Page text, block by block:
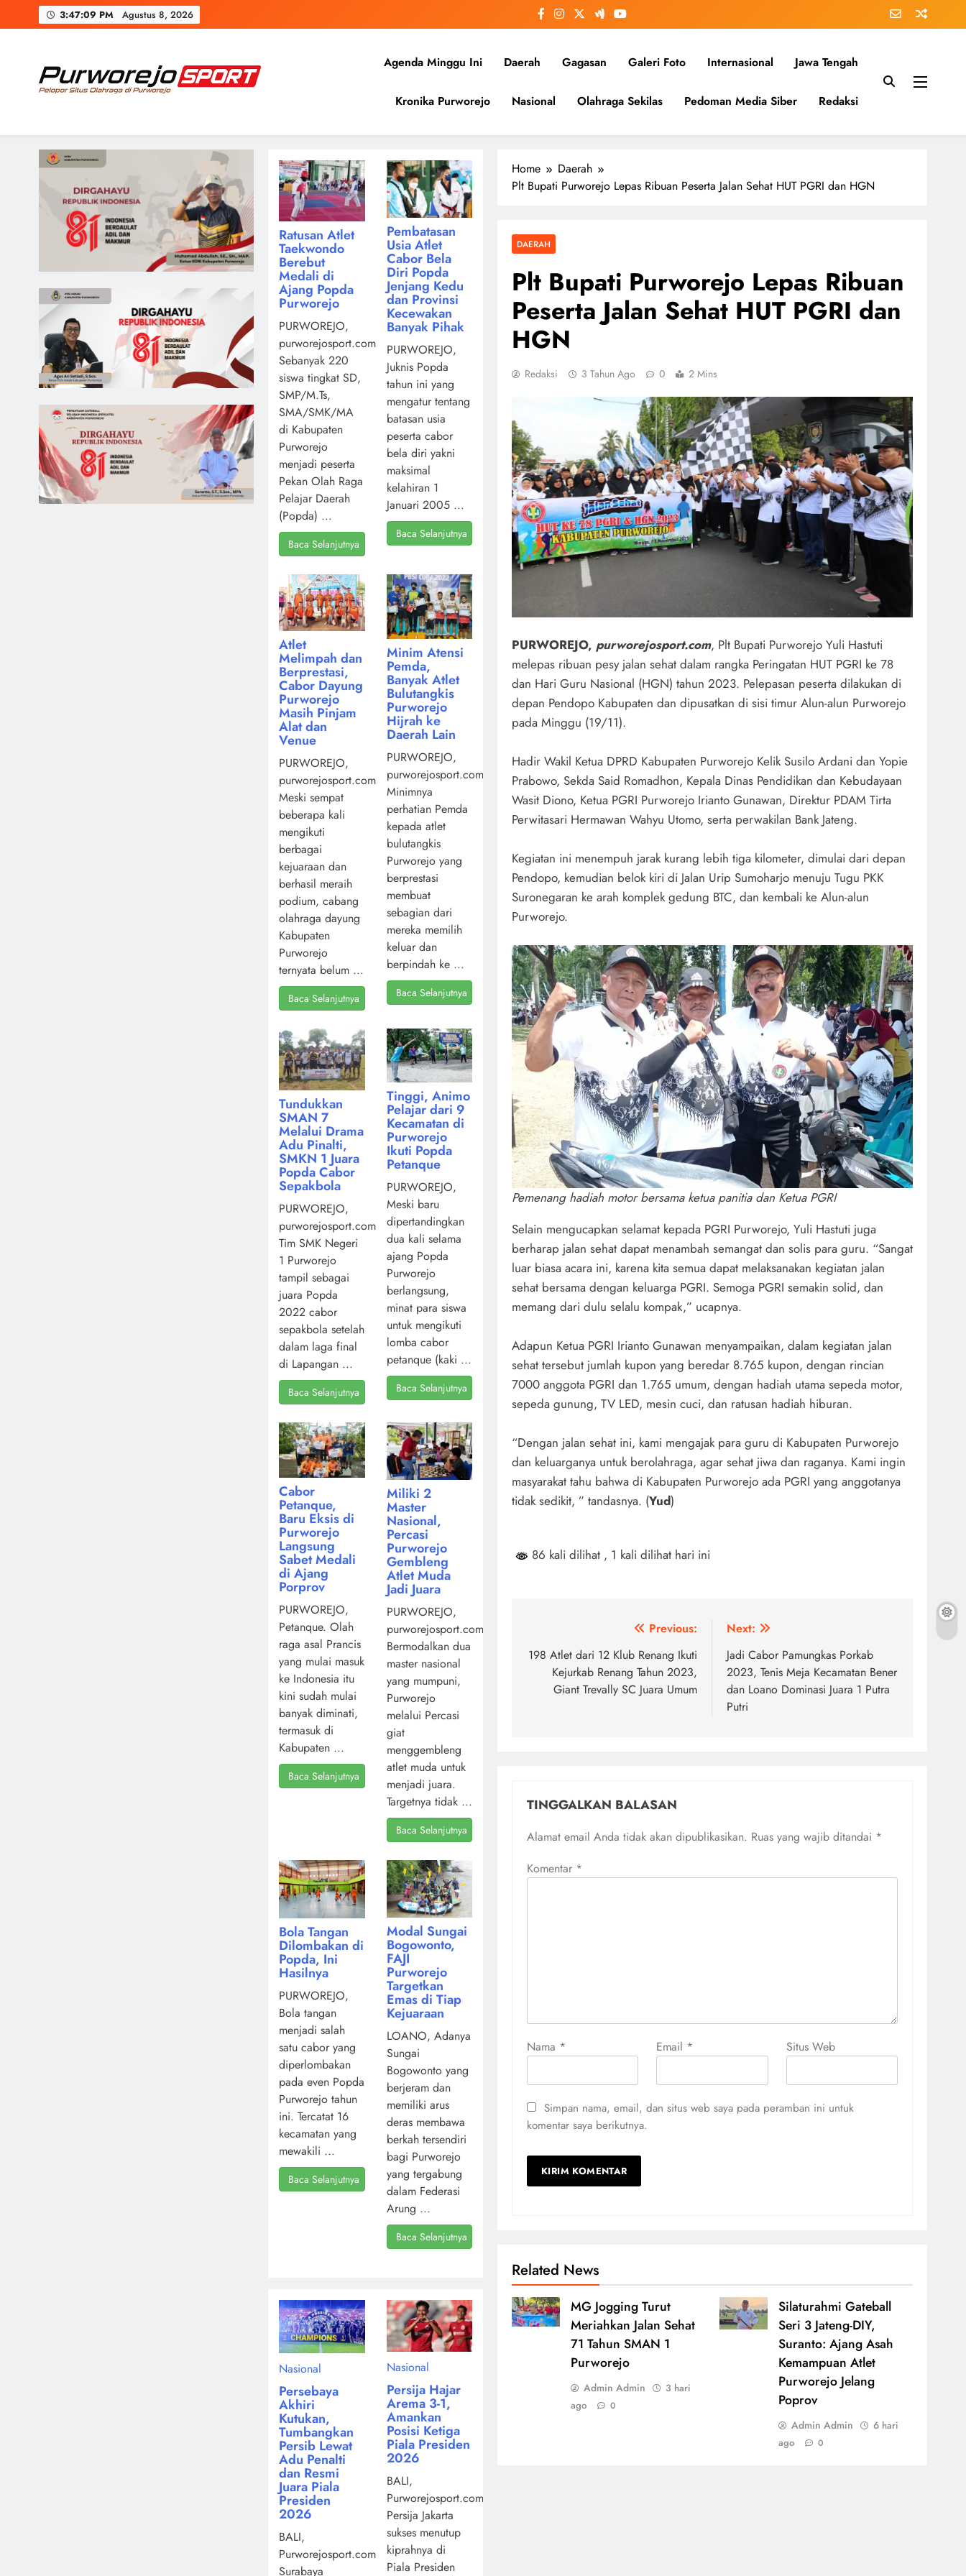
to
3:47:10 PM Agustus 8, 2026
Agenda Minggu Ini Daerah Gagasan Galeri Foto Internasional Jawa Tengah
Kronika Purworejo Nasional Olahraga Sekilas Pedoman Media Siber Redaksi
Home
Daerah
Plt Bupati Purworejo Lepas Ribuan Peserta Jalan Sehat HUT PGRI dan HGN
DAERAH
Plt Bupati Purworejo Lepas Ribuan
Peserta Jalan Sehat HUT PGRI dan
HGN
Redaksi 3 Tahun Ago 0 2 Mins
PURWOREJO, purworejosport.com, Plt Bupati Purworejo Yuli Hastuti
melepas ribuan pesy jalan sehat dalam rangka Peringatan HUT PGRI ke 78
dan Hari Guru Nasional (HGN) tahun 2023. Pelepasan peserta dilakukan di
depan Pendopo Kabupaten dan dipusatkan di sisi timur Alun-alun Purworejo
pada Minggu (19/11).
Hadir Wakil Ketua DPRD Kabupaten Purworejo Kelik Susilo Ardani dan Yopie
Prabowo, Sekda Said Romadhon, Kepala Dinas Pendidikan dan Kebudayaan
Wasit Diono, Ketua PGRI Purworejo Irianto Gunawan, Direktur PDAM Tirta
Perwitasari Hermawan Wahyu Utomo, serta perwakilan Bank Jateng.
Kegiatan ini menempuh jarak kurang lebih tiga kilometer, dimulai dari depan
Pendopo, kemudian belok kiri di Jalan Urip Sumoharjo menuju Tugu PKK
Suronegaran ke arah komplek gedung BTC, dan kembali ke Alun-alun
Purworejo.
Pemenang hadiah motor bersama ketua panitia dan Ketua PGRI
Selain mengucapkan selamat kepada PGRI Purworejo, Yuli Hastuti juga
berharap jalan sehat dapat menambah semangat dan solis para guru. “Sangat
luar biasa acara ini, karena kita semua dapat melaksanakan kegiatan jalan
sehat bersama dengan keluarga PGRI. Semoga PGRI semakin solid, dan
memang dari dulu selalu kompak,” ucapnya.
Adapun Ketua PGRI Irianto Gunawan menyampaikan, dalam kegiatan jalan
sehat tersebut jumlah kupon yang beredar 8.765 kupon, dengan rincian
7000 anggota PGRI dan 1.765 umum, dengan hadiah utama sepeda motor,
sepeda gunung, TV LED, mesin cuci, dan ratusan hadiah hiburan.
“Dengan jalan sehat ini, kami mengajak para guru di Kabupaten Purworejo
dan keluarganya untuk berolahraga, agar sehat jiwa dan raganya. Kami ingin
masyarakat tahu bahwa di Kabupaten Purworejo ada PGRI yang anggotanya
tidak sedikit, ” tandasnya. (Yud)
86 kali dilihat , 1 kali dilihat hari ini
pos
Previous:
198 Atlet dari 12 Klub Renang Ikuti
Kejurkab Renang Tahun 2023,
Giant Trevally SC Juara Umum
Next:
Jadi Cabor Pamungkas Porkab
2023, Tenis Meja Kecamatan Bener
dan Loano Dominasi Juara 1 Putra
Putri
TINGGALKAN BALASAN
Alamat email Anda tidak akan dipublikasikan. Ruas yang wajib ditandai *
Komentar *
Nama * Email * Situs Web
Simpan nama, email, dan situs web saya pada peramban ini untuk
komentar saya berikutnya.
Related News
MG Jogging Turut
Meriahkan Jalan Sehat
71 Tahun SMAN 1
Purworejo
Admin Admin
3 hari
ago
0
Silaturahmi Gateball
Seri 3 Jateng-DIY,
Suranto: Ajang Asah
Kemampuan Atlet
Purworejo Jelang
Poprov
Admin Admin
6 hari
ago
0
Ratusan Atlet
Taekwondo
Berebut
Medali di
Ajang Popda
Purworejo
PURWOREJO,
purworejosport.com,
Sebanyak 220
siswa tingkat SD,
SMP/M.Ts,
SMA/SMK/MA
di Kabupaten
Purworejo
menjadi peserta
Pekan Olah Raga
Pelajar Daerah
(Popda) ...
Baca Selanjutnya
Pembatasan
Usia Atlet
Cabor Bela
Diri Popda
Jenjang Kedu
dan Provinsi
Kecewakan
Banyak Pihak
PURWOREJO,
Juknis Popda
tahun ini yang
mengatur tentang
batasan usia
peserta cabor
bela diri yakni
maksimal
kelahiran 1
Januari 2005 ...
Baca Selanjutnya
Atlet
Melimpah dan
Berprestasi,
Cabor Dayung
Purworejo
Masih Pinjam
Alat dan
Venue
PURWOREJO,
purworejosport.com,
Meski sempat
beberapa kali
mengikuti
berbagai
kejuaraan dan
berhasil meraih
podium, cabang
olahraga dayung
Kabupaten
Purworejo
ternyata belum ...
Baca Selanjutnya
Minim Atensi
Pemda,
Banyak Atlet
Bulutangkis
Purworejo
Hijrah ke
Daerah Lain
PURWOREJO,
purworejosport.com,
Minimnya
perhatian Pemda
kepada atlet
bulutangkis
Purworejo yang
berprestasi
membuat
sebagian dari
mereka memilih
keluar dan
berpindah ke ...
Baca Selanjutnya
Tundukkan
SMAN 7
Melalui Drama
Adu Pinalti,
SMKN 1 Juara
Popda Cabor
Sepakbola
PURWOREJO,
purworejosport.com,
Tim SMK Negeri
1 Purworejo
tampil sebagai
juara Popda
2022 cabor
sepakbola setelah
dalam laga final
di Lapangan ...
Baca Selanjutnya
Tinggi, Animo
Pelajar dari 9
Kecamatan di
Purworejo
Ikuti Popda
Petanque
PURWOREJO,
Meski baru
dipertandingkan
dua kali selama
ajang Popda
Purworejo
berlangsung,
minat para siswa
untuk mengikuti
lomba cabor
petanque (kaki ...
Baca Selanjutnya
Cabor
Petanque,
Baru Eksis di
Purworejo
Langsung
Sabet Medali
di Ajang
Porprov
PURWOREJO,
Petanque. Olah
raga asal Prancis
yang mulai masuk
ke Indonesia itu
kini sudah mulai
banyak diminati,
termasuk di
Kabupaten ...
Baca Selanjutnya
Miliki 2
Master
Nasional,
Percasi
Purworejo
Gembleng
Atlet Muda
Jadi Juara
PURWOREJO,
purworejosport.com,
Bermodalkan dua
master nasional
yang mumpuni,
Purworejo
melalui Percasi
giat
menggembleng
atlet muda untuk
menjadi juara.
Targetnya tidak ...
Baca Selanjutnya
Bola Tangan
Dilombakan di
Popda, Ini
Hasilnya
PURWOREJO,
Bola tangan
menjadi salah
satu cabor yang
diperlombakan
pada even Popda
Purworejo tahun
ini. Tercatat 16
kecamatan yang
mewakili ...
Baca Selanjutnya
Modal Sungai
Bogowonto,
FAJI
Purworejo
Targetkan
Emas di Tiap
Kejuaraan
LOANO, Adanya
Sungai
Bogowonto yang
berjeram dan
memiliki arus
deras membawa
berkah tersendiri
bagi Purworejo
yang tergabung
dalam Federasi
Arung ...
Baca Selanjutnya
Nasional
Persebaya
Akhiri
Kutukan,
Tumbangkan
Persib Lewat
Adu Penalti
dan Resmi
Juara Piala
Presiden
2026
BALI,
Purworejosport.com,
Surabaya
Nasional
Persija Hajar
Arema 3-1,
Amankan
Posisi Ketiga
Piala Presiden
2026
BALI,
Purworejosport.com,
Persija Jakarta
sukses menutup
kiprahnya di
Piala Presiden